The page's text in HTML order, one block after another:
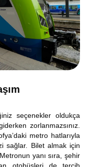
seçenekler oldukça
zorlanmazsınız.
metro hatlarıyla
sağlar. Bilet almak için
yanı sıra, şehir